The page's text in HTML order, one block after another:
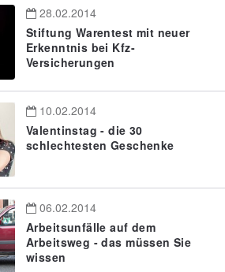
28.02.2014
Stiftung Warentest mit neuer
Erkenntnis bei Kfz-
Versicherungen
10.02.2014
Valentinstag - die 30
schlechtesten Geschenke
06.02.2014
Arbeitsunfälle auf dem
Arbeitsweg - das müssen Sie
wissen